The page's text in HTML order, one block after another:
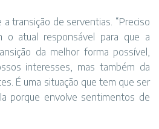
transição de serventias. “Preciso
o atual responsável para que a
da melhor forma possível,
interesses, mas também da
É uma situação que tem que ser
porque envolve sentimentos de